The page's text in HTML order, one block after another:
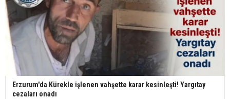
Erzurum'da Kürekle işlenen vahşette karar kesinleşti! Yargıtay
cezaları onadı